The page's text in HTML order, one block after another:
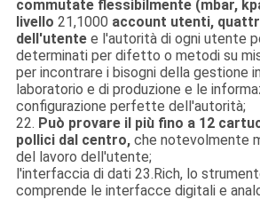
commutate flessibilmente (mbar,
livello 21,1000 account utenti,
dell'utentee l'autorità di ogni utente
determinati per difetto o metodi su
per incontrare i bisogni della gestione
laboratorio e di produzione e le
configurazione perfette dell'autorità;
22. Può provare il più fino a 12
pollici dal centro,che notevolmente
del lavoro dell'utente;
l'interfaccia di dati 23.Rich, lo
comprende le interfacce digitali e